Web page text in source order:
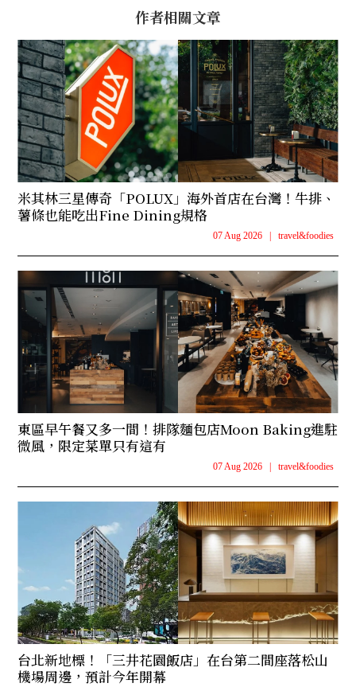
作者相關文章
米其林三星傳奇「POLUX」海外首店在台灣！牛排、
薯條也能吃出Fine Dining規格
07 Aug 2026 travel&foodies
東區早午餐又多一間！排隊麵包店Moon Baking進駐
微風，限定菜單只有這有
07 Aug 2026 travel&foodies
台北新地標！「三井花園飯店」在台第二間座落松山
機場周邊，預計今年開幕